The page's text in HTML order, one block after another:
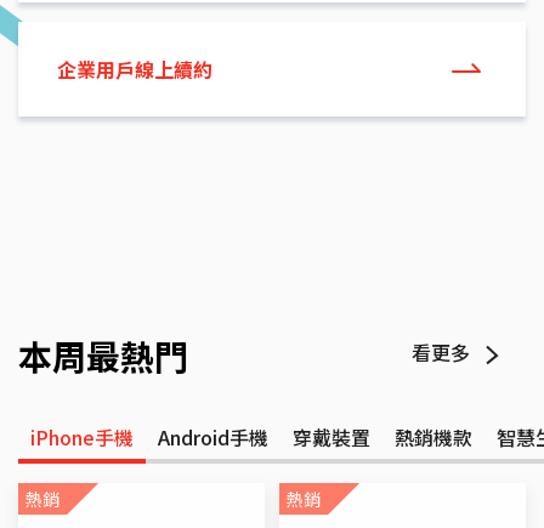
企業用戶線上續約
本周最熱門 看更多
iPhone手機 Android手機 穿戴裝置 熱銷機款 智慧
熱銷 熱銷